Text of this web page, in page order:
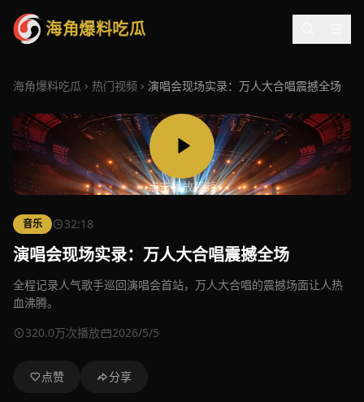
海角爆料吃瓜
海角爆料吃瓜 热门视频 演唱会现场实录：万人大合唱震撼全场
点击播放视频
音乐 32:18
演唱会现场实录：万人大合唱震撼全场
全程记录人气歌手巡回演唱会首站，万人大合唱的震撼场面让人热
血沸腾。
320.0万次播放
2026/5/5
点赞 分享